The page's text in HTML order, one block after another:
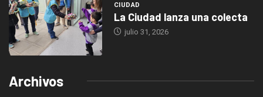
CIUDAD
La Ciudad lanza una colecta
julio 31, 2026
Archivos